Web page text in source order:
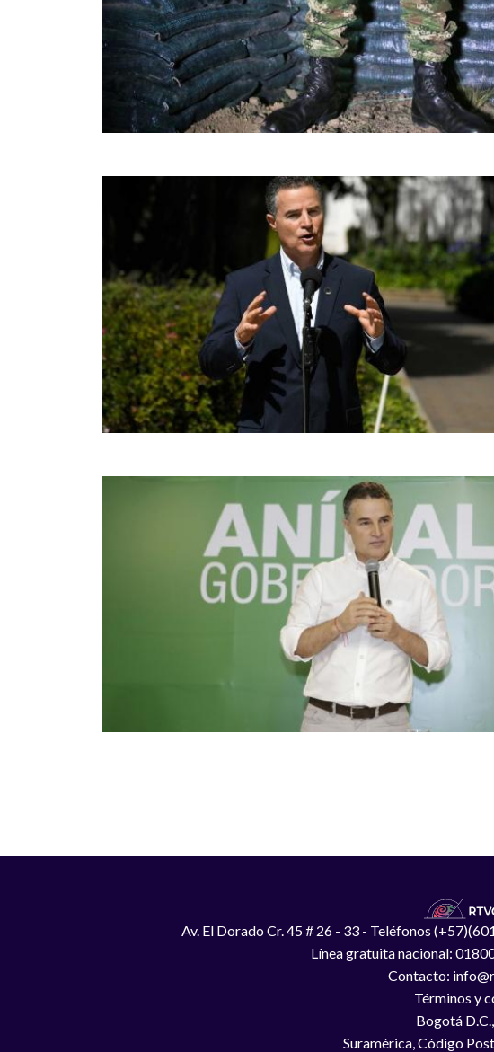
Av. El Dorado Cr. 45 # 26 - 33 - Teléfonos
Línea gratuita nacional:
Contacto:
Términos y
Bogotá
Suramérica, Código